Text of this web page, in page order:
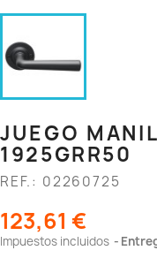
JUEGO
1925GRR50
REF.: 02260725
123,61 €
Impuestos incluidos